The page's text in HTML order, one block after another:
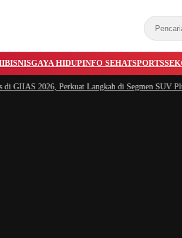
BISNISGAYA HIDUPINFO SEHATSPORTS
2026, Perkuat Langkah di Segmen SUV